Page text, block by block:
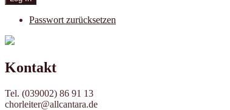
Passwort zurücksetzen
Kontakt
Tel. (039002) 86 91 13
chorleiter@allcantara.de